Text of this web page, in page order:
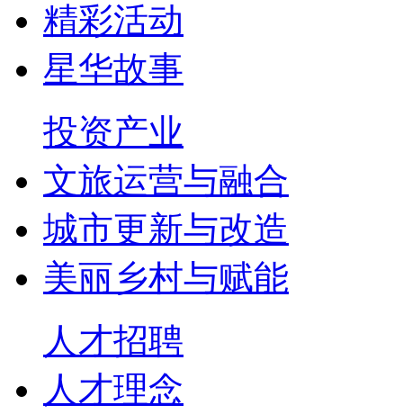
精彩活动
星华故事
投资产业
文旅运营与融合
城市更新与改造
美丽乡村与赋能
人才招聘
人才理念